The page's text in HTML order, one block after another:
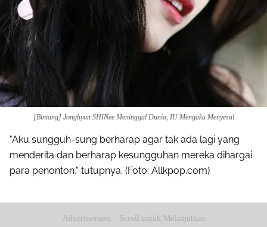
[Bintang] Jonghyun SHINee Meninggal Dunia, IU Mengaku Menyesal
"Aku sungguh-sung berharap agar tak ada lagi yang
menderita dan berharap kesungguhan mereka dihargai
para penonton," tutupnya. (Foto: Allkpop.com)
Advertisement - Scroll untuk Melanjutkan